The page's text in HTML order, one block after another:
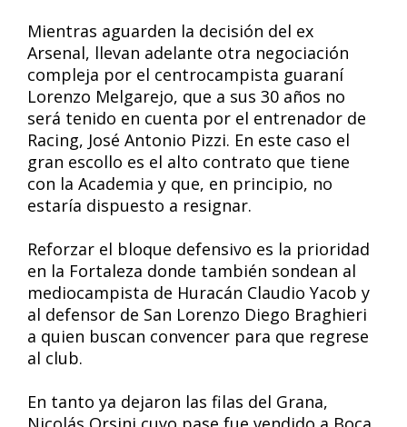
Mientras aguarden la decisión del ex
Arsenal, llevan adelante otra negociación
compleja por el centrocampista guaraní
Lorenzo Melgarejo, que a sus 30 años no
será tenido en cuenta por el entrenador de
Racing, José Antonio Pizzi. En este caso el
gran escollo es el alto contrato que tiene
con la Academia y que, en principio, no
estaría dispuesto a resignar.
Reforzar el bloque defensivo es la prioridad
en la Fortaleza donde también sondean al
mediocampista de Huracán Claudio Yacob y
al defensor de San Lorenzo Diego Braghieri
a quien buscan convencer para que regrese
al club.
En tanto ya dejaron las filas del Grana,